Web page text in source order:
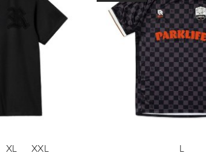
XL XXL L